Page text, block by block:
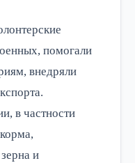
помогали
внедряли
в частности
и